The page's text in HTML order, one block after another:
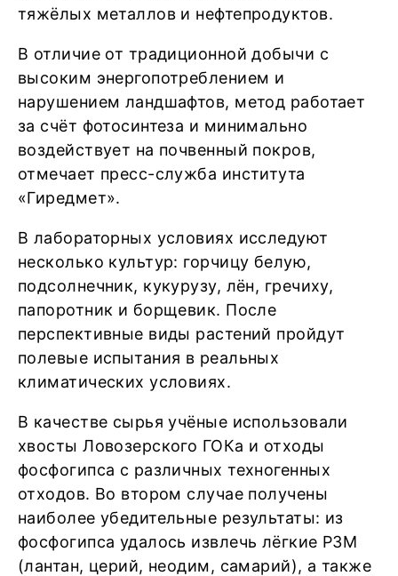
тяжёлых металлов и нефтепродуктов.
В отличие от традиционной добычи с
высоким энергопотреблением и
нарушением ландшафтов, метод работает
за счёт фотосинтеза и минимально
воздействует на почвенный покров,
отмечает пресс-служба института
«Гиредмет».
В лабораторных условиях исследуют
несколько культур: горчицу белую,
подсолнечник, кукурузу, лён, гречиху,
папоротник и борщевик. После
перспективные виды растений пройдут
полевые испытания в реальных
климатических условиях.
В качестве сырья учёные использовали
хвосты Ловозерского ГОКа и отходы
фосфогипса с различных техногенных
отходов. Во втором случае получены
наиболее убедительные результаты: из
фосфогипса удалось извлечь лёгкие РЗМ
(лантан, церий, неодим, самарий), а также